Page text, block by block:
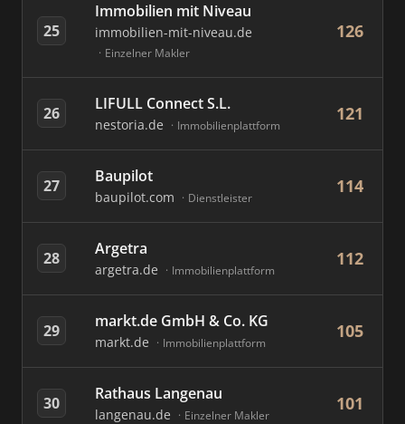
25
Immobilien mit Niveau
immobilien-mit-niveau.de
Einzelner Makler
126
26 LIFULL Connect S.L.
nestoria.de Immobilienplattform
121
27 Baupilot
baupilot.com Dienstleister
114
28 Argetra
argetra.de Immobilienplattform
112
29 markt.de GmbH & Co. KG
markt.de Immobilienplattform
105
30 Rathaus Langenau
langenau.de Einzelner Makler
101